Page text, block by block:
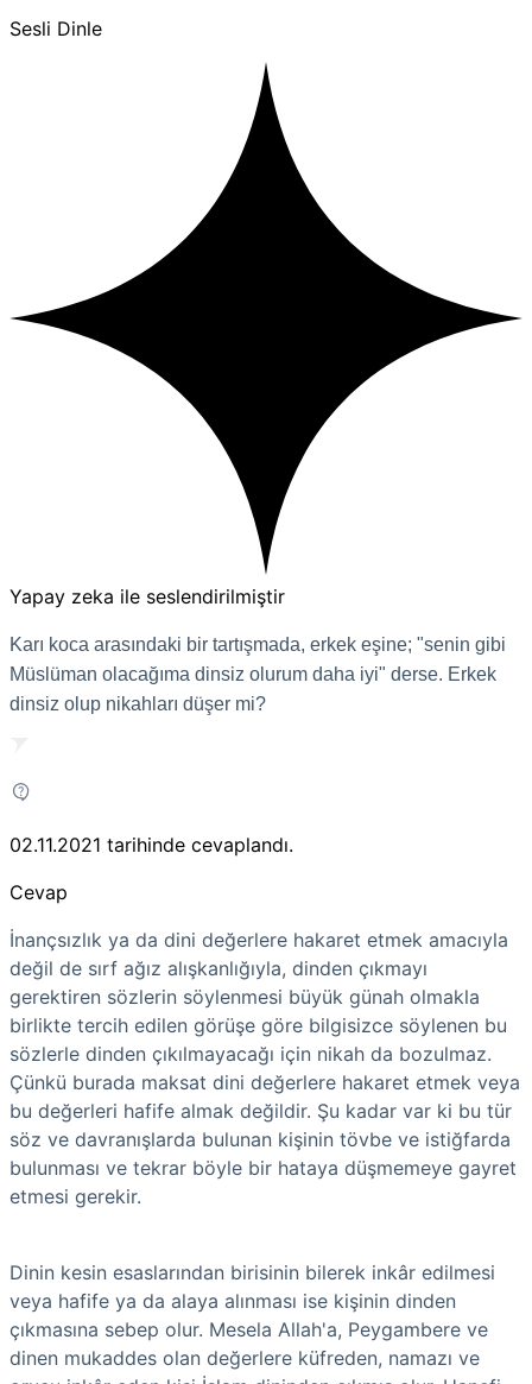
Sesli Dinle
Yapay zeka ile seslendirilmiştir
Karı koca arasındaki bir tartışmada, erkek eşine; "senin gibi
Müslüman olacağıma dinsiz olurum daha iyi" derse. Erkek
dinsiz olup nikahları düşer mi?
02.11.2021 tarihinde cevaplandı.
Cevap
İnançsızlık ya da dini değerlere hakaret etmek amacıyla
değil de sırf ağız alışkanlığıyla, dinden çıkmayı
gerektiren sözlerin söylenmesi büyük günah olmakla
birlikte tercih edilen görüşe göre bilgisizce söylenen bu
sözlerle dinden çıkılmayacağı için nikah da bozulmaz.
Çünkü burada maksat dini değerlere hakaret etmek veya
bu değerleri hafife almak değildir. Şu kadar var ki bu tür
söz ve davranışlarda bulunan kişinin tövbe ve istiğfarda
bulunması ve tekrar böyle bir hataya düşmemeye gayret
etmesi gerekir.
Dinin kesin esaslarından birisinin bilerek inkâr edilmesi
veya hafife ya da alaya alınması ise kişinin dinden
çıkmasına sebep olur. Mesela Allah'a, Peygambere ve
dinen mukaddes olan değerlere küfreden, namazı ve